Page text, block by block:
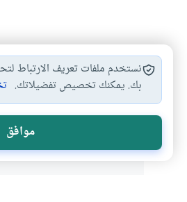
الأيام
نستخدم ملفات تعريف الارتباط
بك. يمكنك تخصيص تفضيلاتك.
موافق